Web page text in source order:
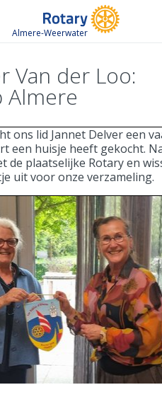
Almere-Weerwater
Van der Loo:
Almere
ons lid Jannet Delver een
een huisje heeft gekocht.
de plaatselijke Rotary en
uit voor onze verzameling.